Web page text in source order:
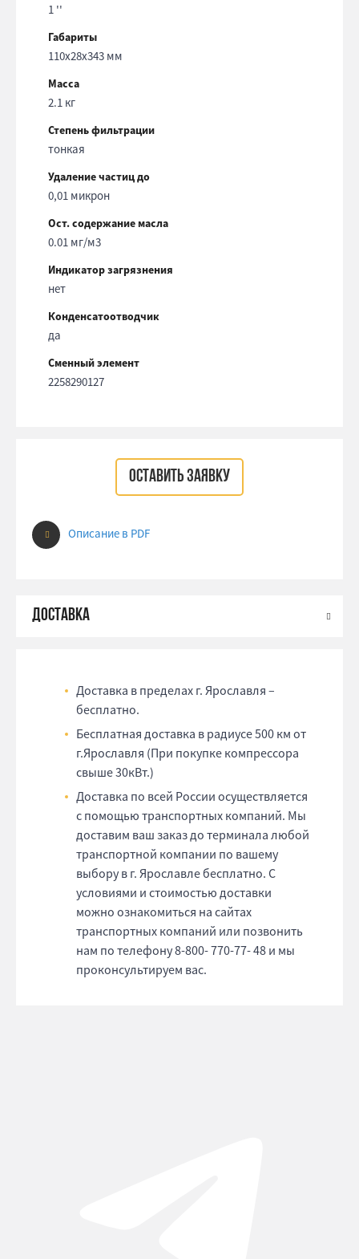
1 ''
Габариты
110х28х343 мм
Масса
2.1 кг
Степень фильтрации
тонкая
Удаление частиц до
0,01 микрон
Ост. содержание масла
0.01 мг/м3
Индикатор загрязнения
нет
Конденсатоотводчик
да
Сменный элемент
2258290127
ОСТАВИТЬ ЗАЯВКУ
Описание в PDF
Доставка в пределах г. Ярославля –
бесплатно.
Бесплатная доставка в радиусе 500 км от
г.Ярославля (При покупке компрессора
свыше 30кВт.)
Доставка по всей России осуществляется
с помощью транспортных компаний. Мы
доставим ваш заказ до терминала любой
транспортной компании по вашему
выбору в г. Ярославле бесплатно. С
условиями и стоимостью доставки
можно ознакомиться на сайтах
транспортных компаний или позвонить
нам по телефону 8-800- 770-77- 48 и мы
проконсультируем вас.